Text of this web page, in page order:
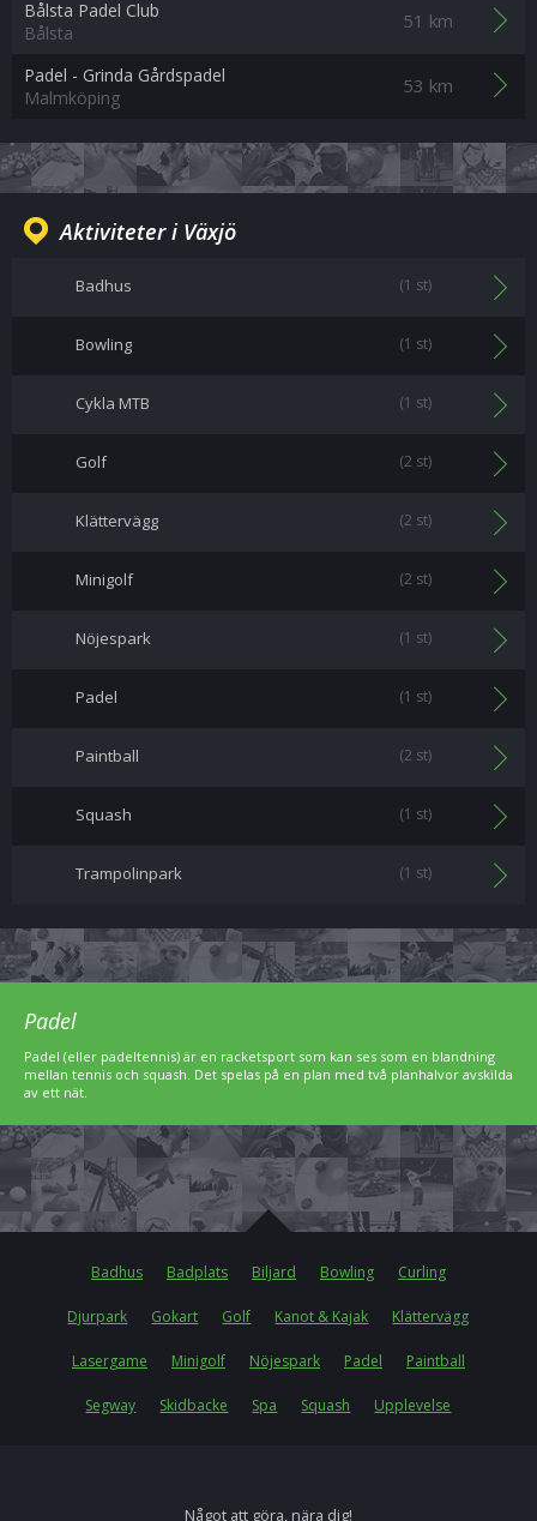
Bålsta Padel Club
Bålsta
51 km
Padel - Grinda Gårdspadel
Malmköping
53 km
Aktiviteter i Växjö
Badhus (1 st)
Bowling (1 st)
Cykla MTB (1 st)
Golf (2 st)
Klättervägg (2 st)
Minigolf (2 st)
Nöjespark (1 st)
Padel (1 st)
Paintball (2 st)
Squash (1 st)
Trampolinpark (1 st)
Padel
Padel (eller padeltennis) är en racketsport som kan ses som en blandning
mellan tennis och squash. Det spelas på en plan med två planhalvor avskilda
av ett nät.
Badhus Badplats Biljard Bowling Curling
Djurpark Gokart Golf Kanot & Kajak Klättervägg
Lasergame Minigolf Nöjespark Padel Paintball
Segway Skidbacke Spa Squash Upplevelse
Något att göra, nära dig!